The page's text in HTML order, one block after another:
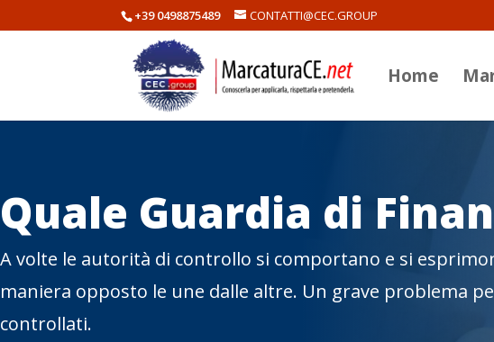
+39 0498875489 CONTATTI@CEC.GROUP
Home
Quale Guardia di
A volte le autorità di controllo si comportano e si
maniera opposto le une dalle altre. Un grave problema
controllati.